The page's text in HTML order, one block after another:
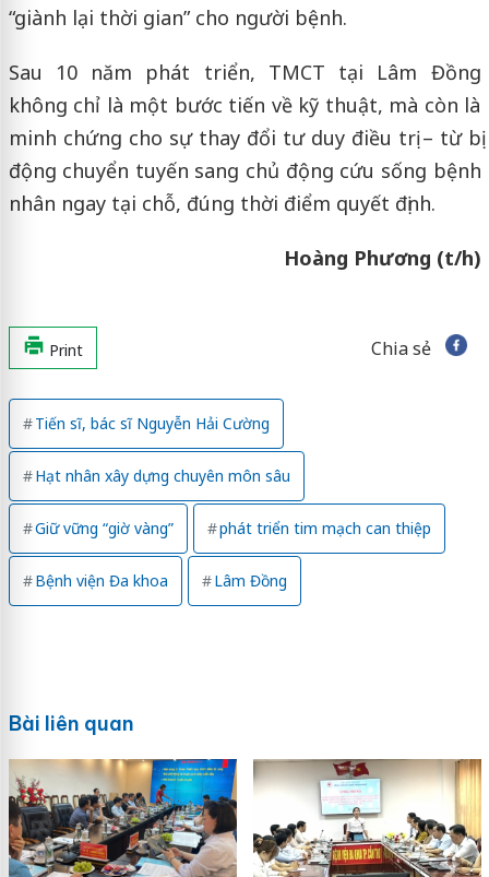
“giành lại thời gian” cho người bệnh.
Sau 10 năm phát triển, TMCT tại Lâm Đồng
không chỉ là một bước tiến về kỹ thuật, mà còn là
minh chứng cho sự thay đổi tư duy điều trị – từ bị
động chuyển tuyến sang chủ động cứu sống bệnh
nhân ngay tại chỗ, đúng thời điểm quyết định.
Hoàng Phương (t/h)
Print Chia sẻ
Tiến sĩ, bác sĩ Nguyễn Hải Cường
Hạt nhân xây dựng chuyên môn sâu
Giữ vững “giờ vàng” phát triển tim mạch can thiệp
Bệnh viện Đa khoa Lâm Đồng
Bài liên quan